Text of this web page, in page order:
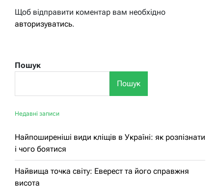
Щоб відправити коментар вам необхідно
авторизуватись.
Пошук
Пошук
Недавні записи
Найпоширеніші види кліщів в Україні: як розпізнати
і чого боятися
Найвища точка світу: Еверест та його справжня
висота